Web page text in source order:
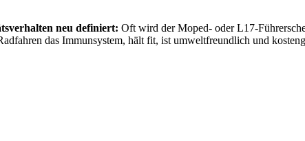
neu definiert: Oft wird der Moped- oder L17-
das Immunsystem, hält fit, ist umweltfreundlich und